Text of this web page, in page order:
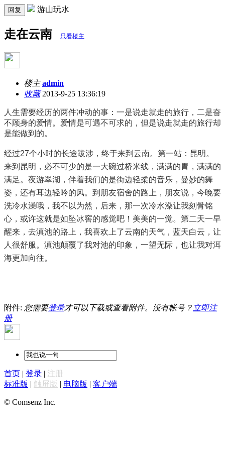
回复 游山玩水
走在云南 只看楼主
楼主 admin
收藏2013-9-25 13:36:19
人生需要经历的两件冲动的事：一是说走就走的旅行，二是奋
不顾身的爱情。爱情是可遇不可求的，但是说走就走的旅行却
是能做到的。
经过27个小时的长途跋涉，终于来到云南。第一站：昆明。
来到昆明，必不可少的是一大碗过桥米线，满满的胃，满满的
满足。夜游翠湖，伴着我们的是街边轻柔的音乐，曼妙的舞
姿，还有耳边轻吟的风。到朋友宿舍的路上，朋友说，今晚要
洗冷水澡哦，我不以为然，后来，那一次冷水澡让我刻骨铭
心，或许这就是如坠冰窖的感觉吧！美美的一觉。第二天一早
醒来，去滇池的路上，我喜欢上了云南的天气，蓝天白云，让
人很舒服。滇池颠覆了我对池的印象，一望无际，也让我对洱
海更加向往。
附件: 您需要登录才可以下载或查看附件。没有帐号？ 立即注
册
首页 | 登录 | 注册
标准版 | 触屏版 | 电脑版 | 客户端
© Comsenz Inc.